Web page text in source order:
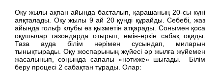
Оқу жылы ақпан айында басталып, қарашаның 20-сы күні
аяқталады. Оқу жылы 9 ай 20 қүнді құрайды. Себебі, жаз
айында гольф клубы өз қызметін атқарады. Сонымен қоса
оқушылар газондарда отырып, емін-еркін сабақ оқиды.
Таза ауда білім нәрімен сусындап, миларын
тынықтырады. Оқу жоспарының жүйесі әр жылға жүйемен
жасалынып, соңында сапалы «нәтиже» шығады. Білім
беру процесі 2 сабақтан тұрады. Олар: